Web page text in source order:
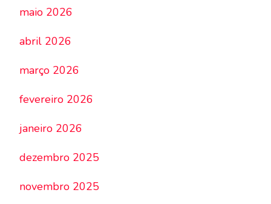
maio 2026
abril 2026
março 2026
fevereiro 2026
janeiro 2026
dezembro 2025
novembro 2025